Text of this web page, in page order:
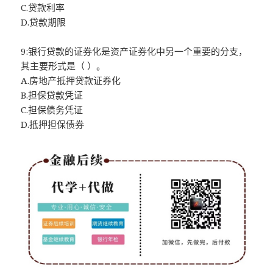
C.贷款利率
D.贷款期限
9:银行贷款的证券化是资产证券化中另一个重要的分支，
其主要形式是（ ）。
A.房地产抵押贷款证券化
B.担保贷款凭证
C.担保债务凭证
D.抵押担保债券